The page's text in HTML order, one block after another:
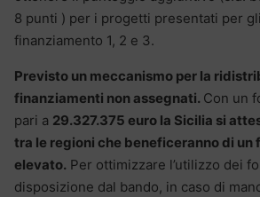
8 punti ) per i progetti presentati per
finanziamento 1, 2 e 3.
Previsto un meccanismo per la
finanziamenti non assegnati. Con un
pari a 29.327.375 euro la Sicilia si
tra le regioni che beneficeranno di un
elevato. Per ottimizzare l’utilizzo dei
disposizione dal bando, in caso di